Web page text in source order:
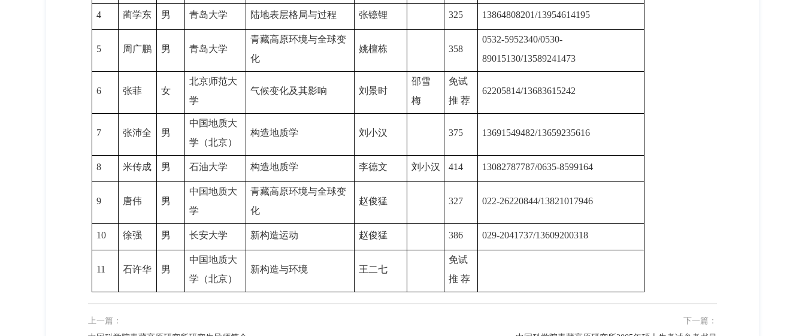
4 蔺学东 男 青岛大学 陆地表层格局与过程 张镱锂 325 13864808201/13954614195
5 周广鹏 男 青岛大学
青藏高原环境与全球变
化
姚檀栋 358
0532-5952340/0530-
89015130/13589241473
6 张菲 女
北京师范大
学
气候变化及其影响 刘景时
邵雪
梅
免试
推 荐
62205814/13683615242
7 张沛全 男
中国地质大
学（北京）
构造地质学 刘小汉 375 13691549482/13659235616
8 米传成 男 石油大学 构造地质学 李德文 刘小汉 414 13082787787/0635-8599164
9 唐伟 男
中国地质大
学
青藏高原环境与全球变
化
赵俊猛 327 022-26220844/13821017946
10 徐强 男 长安大学 新构造运动 赵俊猛 386 029-2041737/13609200318
11 石许华 男
中国地质大
学（北京）
新构造与环境 王二七
免试
推 荐
上一篇：
下一篇：